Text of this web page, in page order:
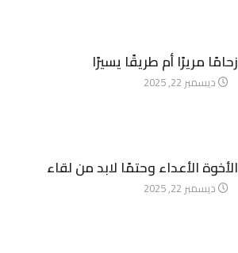
زحامًا مريرًا أم طريقًا يسيرًا
ديسمبر 22, 2025
الأخوة الأعداء وحتمًا لابد من لقاء
ديسمبر 22, 2025